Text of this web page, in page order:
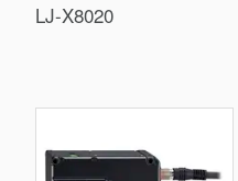
LJ-X8020